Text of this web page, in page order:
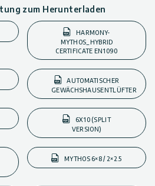
zum Herunterladen
HARMONY-
MYTHOS_HYBRID
CERTIFICATE EN1090
AUTOMATISCHER
GEWÄCHSHAUSENTLÜFTER
6X10 (SPLIT
VERSION)
MYTHOS 6×8 / 2×2.5